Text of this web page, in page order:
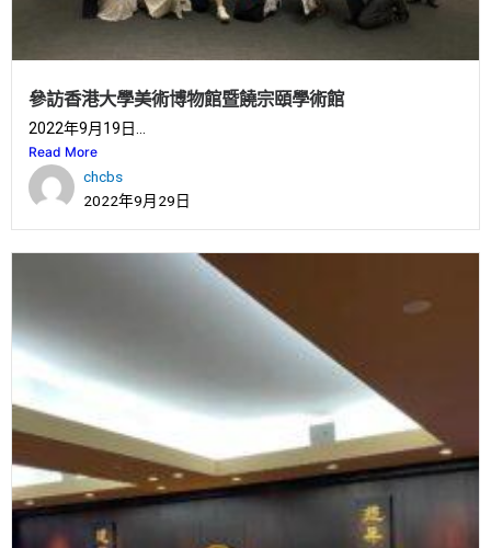
參訪香港大學美術博物館暨饒宗頤學術館
2022年9月19日...
Read More
chcbs
2022年9月29日